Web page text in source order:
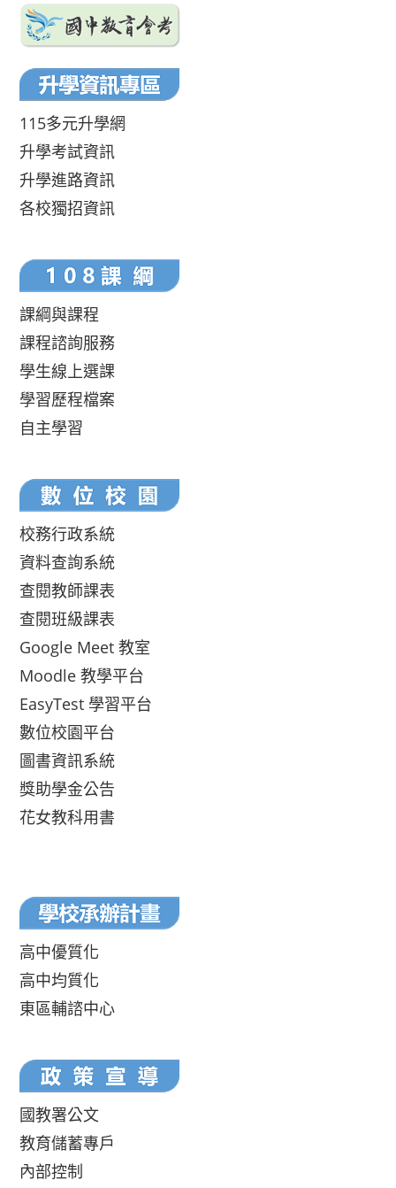
115多元升學網
升學考試資訊
升學進路資訊
各校獨招資訊
課綱與課程
課程諮詢服務
學生線上選課
學習歷程檔案
自主學習
校務行政系統
資料查詢系統
查閱教師課表
查閱班級課表
Google Meet 教室
Moodle 教學平台
EasyTest 學習平台
數位校園平台
圖書資訊系統
獎助學金公告
花女教科用書
高中優質化
高中均質化
東區輔諮中心
國教署公文
教育儲蓄專戶
內部控制